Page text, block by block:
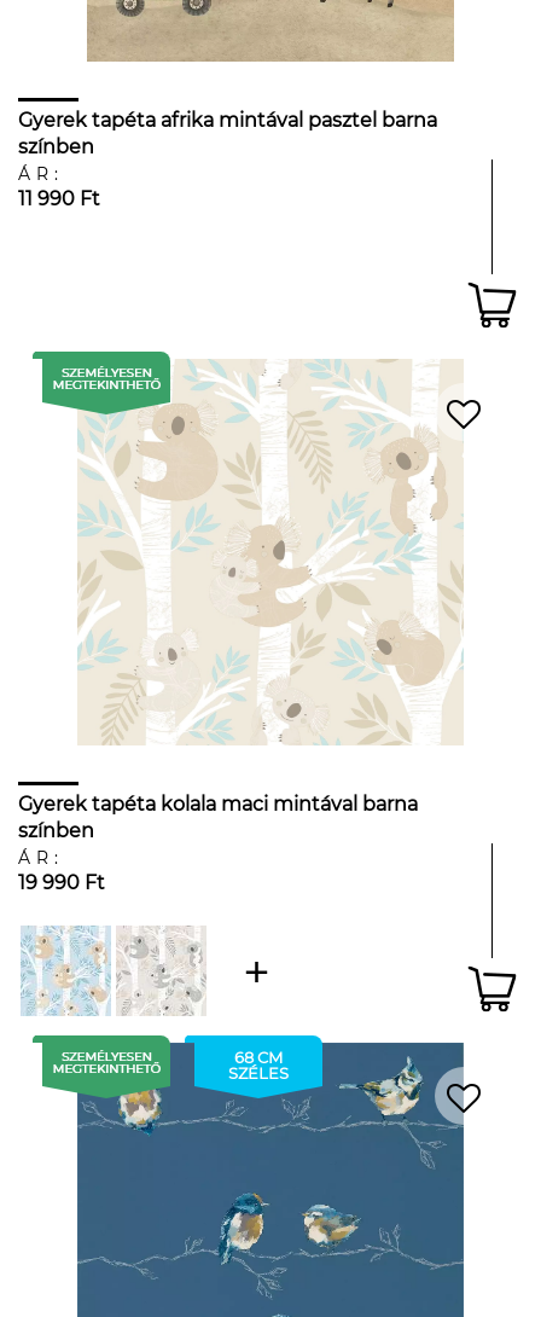
Gyerek tapéta afrika mintával pasztel barna
színben
ÁR:
11 990 Ft
Gyerek tapéta kolala maci mintával barna
színben
ÁR:
19 990 Ft
68 CM
SZÉLES